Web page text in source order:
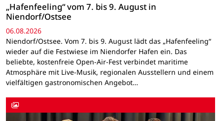
„Hafenfeeling“ vom 7. bis 9. August in
Niendorf/Ostsee
06.08.2026
Niendorf/Ostsee. Vom 7. bis 9. August lädt das „Hafenfeeling“
wieder auf die Festwiese im Niendorfer Hafen ein. Das
beliebte, kostenfreie Open-Air-Fest verbindet maritime
Atmosphäre mit Live-Musik, regionalen Ausstellern und einem
vielfältigen gastronomischen Angebot…